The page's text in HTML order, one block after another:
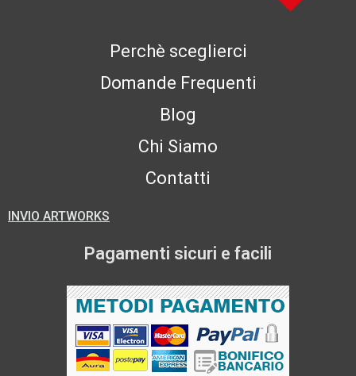
Perchè sceglierci
Domande Frequenti
Blog
Chi Siamo
Contatti
INVIO ARTWORKS
Pagamenti sicuri e facili